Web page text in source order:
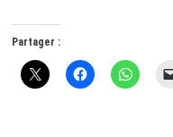
Partager :